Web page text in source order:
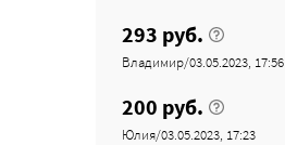
293 руб.
Владимир/03.05.2023, 17:56
200 руб.
Юлия/03.05.2023, 17:23